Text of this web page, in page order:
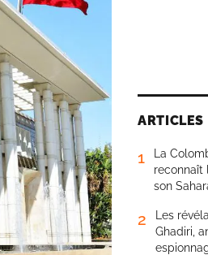
ARTICLES
1
La
reconnaît
son
2
Les
Ghadiri,